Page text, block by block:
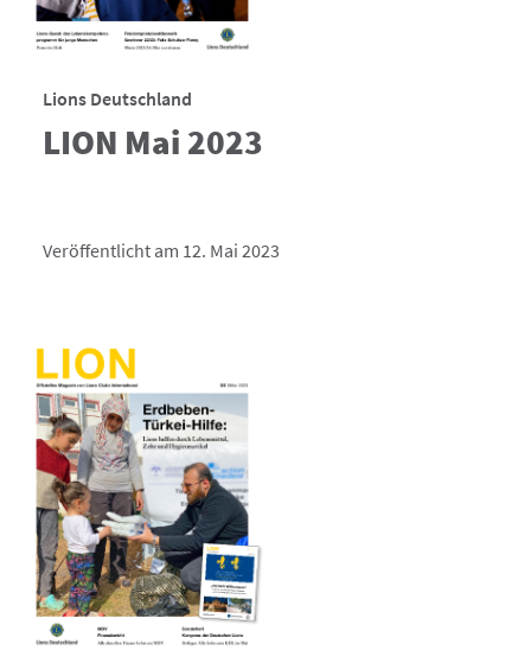
Lions Deutschland
LION Mai 2023
Veröffentlicht am 12. Mai 2023